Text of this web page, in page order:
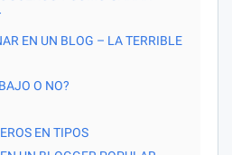
EN UN BLOG – LA TERRIBLE
O NO?
EN TIPOS